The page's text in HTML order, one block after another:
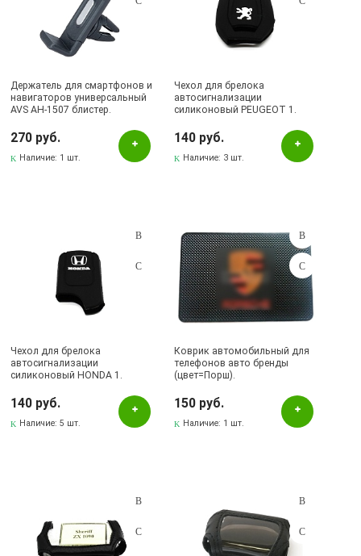
Держатель для смартфонов и
навигаторов универсальный
AVS AH-1507 блистер.
270 руб.
Наличие: 1 шт.
Чехол для брелока
автосигнализации
силиконовый PEUGEOT 1.
140 руб.
Наличие: 3 шт.
Чехол для брелока
автосигнализации
силиконовый HONDA 1.
140 руб.
Наличие:5 шт.
Коврик автомобильный для
телефонов авто бренды
(цвет=Порш).
150 руб.
Наличие: 1 шт.